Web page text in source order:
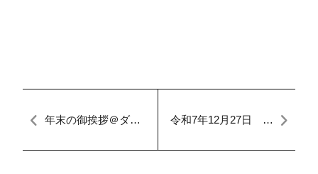
年末の御挨拶＠ダッ
令和7年12月27日 本